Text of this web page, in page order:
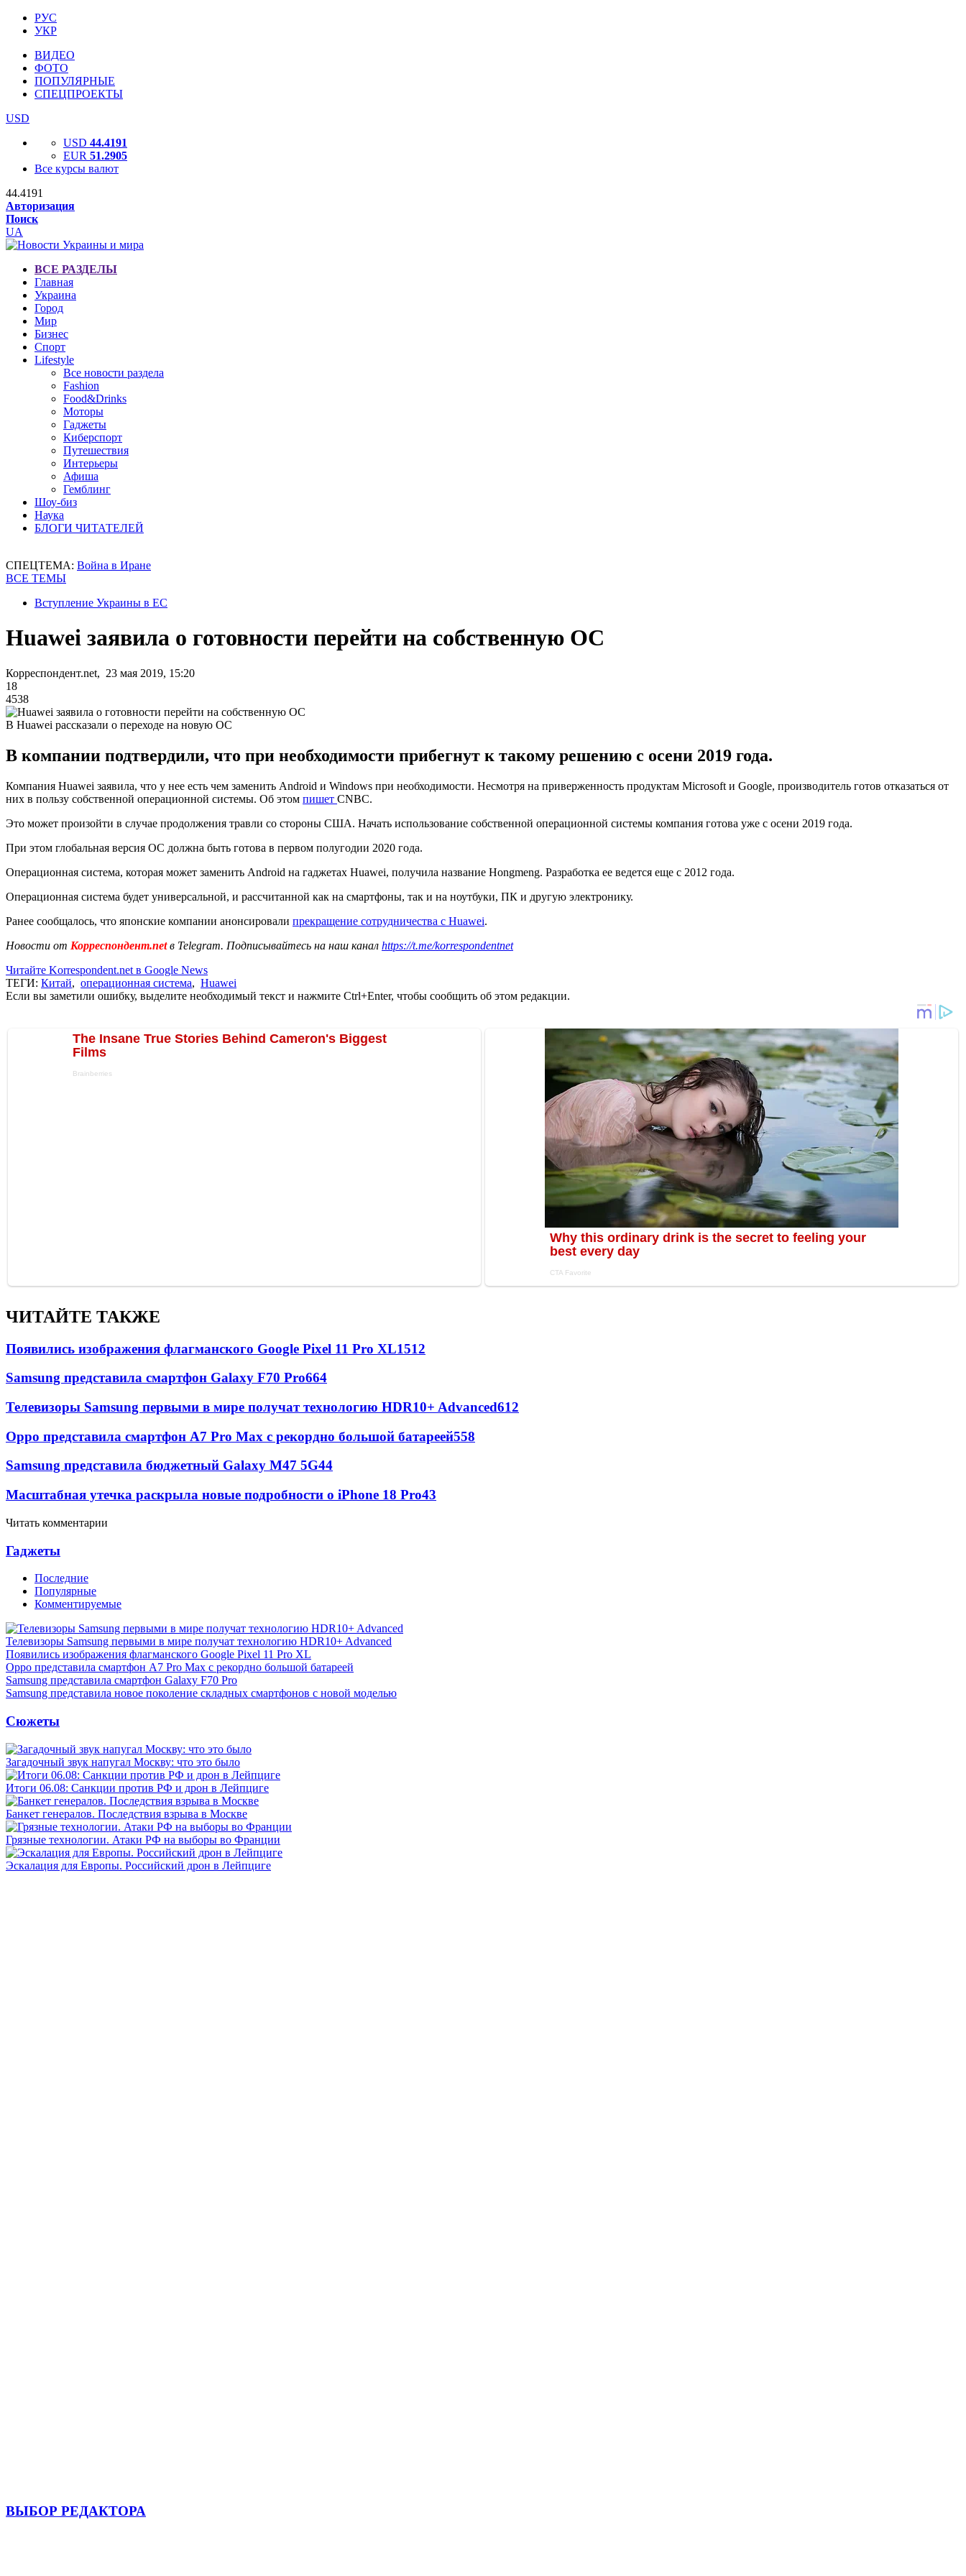
РУС
УКР
ВИДЕО
ФОТО
ПОПУЛЯРНЫЕ
СПЕЦПРОЕКТЫ
USD
USD 44.4191
EUR 51.2905
Все курсы валют
44.4191
Авторизация
Поиск
UA
ВСЕ РАЗДЕЛЫ
Главная
Украина
Город
Мир
Бизнес
Спорт
Lifestyle
Все новости раздела
Fashion
Food&Drinks
Моторы
Гаджеты
Киберспорт
Путешествия
Интерьеры
Афиша
Гемблинг
Шоу-биз
Наука
БЛОГИ ЧИТАТЕЛЕЙ
СПЕЦТЕМА: Война в Иране
ВСЕ ТЕМЫ
Вступление Украины в ЕС
Huawei заявила о готовности перейти на собственную ОС
Корреспондент.net, 23 мая 2019, 15:20
18
4538
В Huawei рассказали о переходе на новую ОС
В компании подтвердили, что при необходимости прибегнут к такому решению с осени 2019 года.
Компания Huawei заявила, что у нее есть чем заменить Android и Windows при необходимости. Несмотря на приверженность продуктам Microsoft и Google, производитель готов отказаться от
них в пользу собственной операционной системы. Об этом пишет CNBC.
Это может произойти в случае продолжения травли со стороны США. Начать использование собственной операционной системы компания готова уже с осени 2019 года.
При этом глобальная версия ОС должна быть готова в первом полугодии 2020 года.
Операционная система, которая может заменить Android на гаджетах Huawei, получила название Hongmeng. Разработка ее ведется еще с 2012 года.
Операционная система будет универсальной, и рассчитанной как на смартфоны, так и на ноутбуки, ПК и другую электронику.
Ранее сообщалось, что японские компании анонсировали прекращение сотрудничества с Huawei.
Новости от Корреспондент.netв Telegram. Подписывайтесь на наш канал https://t.me/korrespondentnet
Читайте Korrespondent.net в Google News
ТЕГИ: Китай, операционная система, Huawei
Если вы заметили ошибку, выделите необходимый текст и нажмите Ctrl+Enter, чтобы сообщить об этом редакции.
ЧИТАЙТЕ ТАКЖЕ
Появились изображения флагманского Google Pixel 11 Pro XL1512
Samsung представила смартфон Galaxy F70 Pro664
Телевизоры Samsung первыми в мире получат технологию HDR10+ Advanced612
Oppo представила смартфон A7 Pro Max с рекордно большой батареей558
Samsung представила бюджетный Galaxy M47 5G44
Масштабная утечка раскрыла новые подробности о iPhone 18 Pro43
Читать комментарии
Гаджеты
Последние
Популярные
Комментируемые
Телевизоры Samsung первыми в мире получат технологию HDR10+ Advanced
Появились изображения флагманского Google Pixel 11 Pro XL
Oppo представила смартфон A7 Pro Max с рекордно большой батареей
Samsung представила смартфон Galaxy F70 Pro
Samsung представила новое поколение складных смартфонов с новой моделью
Сюжеты
Загадочный звук напугал Москву: что это было
Итоги 06.08: Санкции против РФ и дрон в Лейпциге
Банкет генералов. Последствия взрыва в Москве
Грязные технологии. Атаки РФ на выборы во Франции
Эскалация для Европы. Российский дрон в Лейпциге
ВЫБОР РЕДАКТОРА